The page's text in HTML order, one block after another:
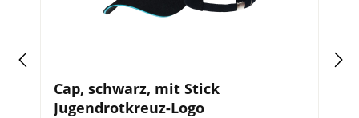
Cap, schwarz, mit Stick
Jugendrotkreuz-Logo